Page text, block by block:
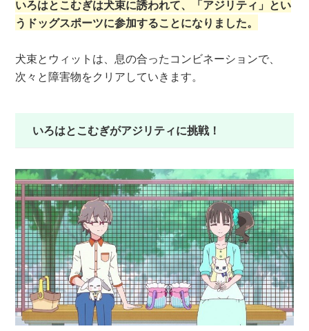
いろはとこむぎは犬束に誘われて、「アジリティ」とい
うドッグスポーツに参加することになりました。
犬束とウィットは、息の合ったコンビネーションで、
次々と障害物をクリアしていきます。
いろはとこむぎがアジリティに挑戦！